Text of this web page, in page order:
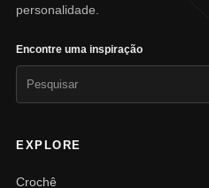
personalidade.
Encontre uma inspiração
EXPLORE
Crochê